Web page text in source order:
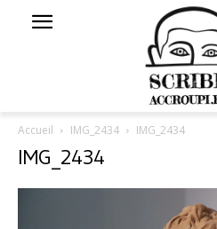
Accueil IMG_2434 IMG_2434
IMG_2434